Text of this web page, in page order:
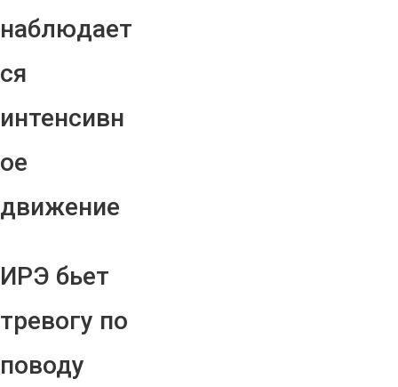
наблюдает
ся
интенсивн
ое
движение
ИРЭ бьет
тревогу по
поводу